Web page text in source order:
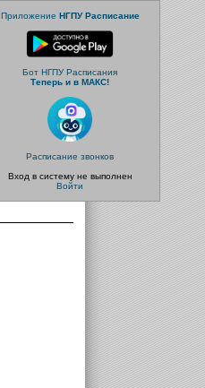
Приложение НГПУ Расписание
Бот НГПУ Расписания
Теперь и в МАКС!
Расписание звонков
Вход в систему не выполнен
Войти